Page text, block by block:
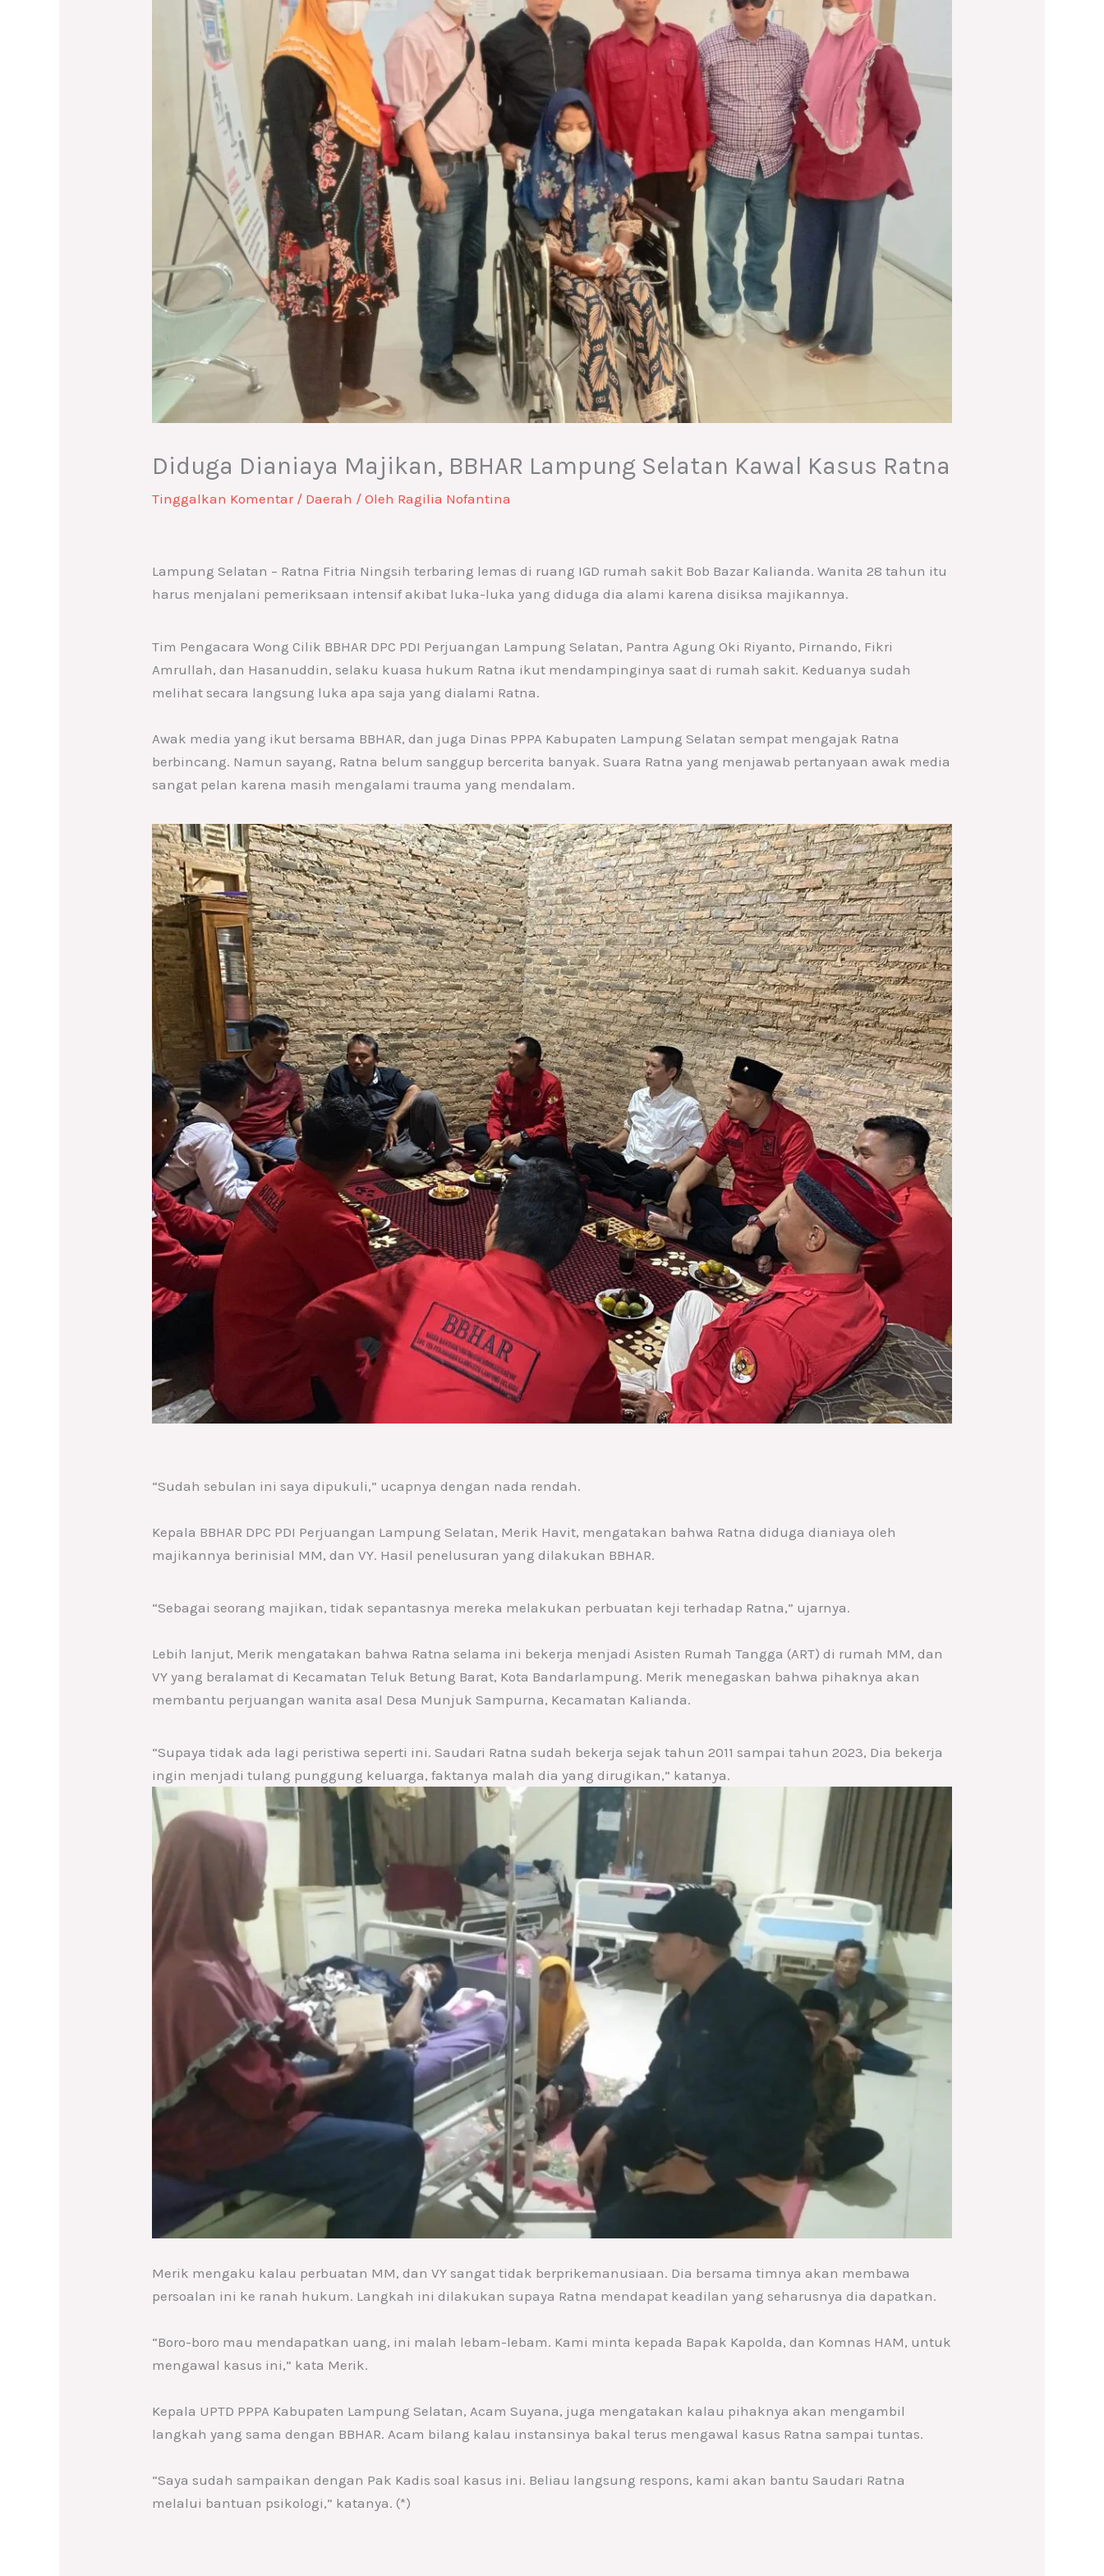
Diduga Dianiaya Majikan, BBHAR Lampung Selatan Kawal Kasus Ratna
Tinggalkan Komentar / Daerah / Oleh Ragilia Nofantina
Lampung Selatan – Ratna Fitria Ningsih terbaring lemas di ruang IGD rumah sakit Bob Bazar Kalianda. Wanita 28 tahun itu
harus menjalani pemeriksaan intensif akibat luka-luka yang diduga dia alami karena disiksa majikannya.
Tim Pengacara Wong Cilik BBHAR DPC PDI Perjuangan Lampung Selatan, Pantra Agung Oki Riyanto, Pirnando, Fikri
Amrullah, dan Hasanuddin, selaku kuasa hukum Ratna ikut mendampinginya saat di rumah sakit. Keduanya sudah
melihat secara langsung luka apa saja yang dialami Ratna.
Awak media yang ikut bersama BBHAR, dan juga Dinas PPPA Kabupaten Lampung Selatan sempat mengajak Ratna
berbincang. Namun sayang, Ratna belum sanggup bercerita banyak. Suara Ratna yang menjawab pertanyaan awak media
sangat pelan karena masih mengalami trauma yang mendalam.
“Sudah sebulan ini saya dipukuli,” ucapnya dengan nada rendah.
Kepala BBHAR DPC PDI Perjuangan Lampung Selatan, Merik Havit, mengatakan bahwa Ratna diduga dianiaya oleh
majikannya berinisial MM, dan VY. Hasil penelusuran yang dilakukan BBHAR.
“Sebagai seorang majikan, tidak sepantasnya mereka melakukan perbuatan keji terhadap Ratna,” ujarnya.
Lebih lanjut, Merik mengatakan bahwa Ratna selama ini bekerja menjadi Asisten Rumah Tangga (ART) di rumah MM, dan
VY yang beralamat di Kecamatan Teluk Betung Barat, Kota Bandarlampung. Merik menegaskan bahwa pihaknya akan
membantu perjuangan wanita asal Desa Munjuk Sampurna, Kecamatan Kalianda.
“Supaya tidak ada lagi peristiwa seperti ini. Saudari Ratna sudah bekerja sejak tahun 2011 sampai tahun 2023, Dia bekerja
ingin menjadi tulang punggung keluarga, faktanya malah dia yang dirugikan,” katanya.
Merik mengaku kalau perbuatan MM, dan VY sangat tidak berprikemanusiaan. Dia bersama timnya akan membawa
persoalan ini ke ranah hukum. Langkah ini dilakukan supaya Ratna mendapat keadilan yang seharusnya dia dapatkan.
“Boro-boro mau mendapatkan uang, ini malah lebam-lebam. Kami minta kepada Bapak Kapolda, dan Komnas HAM, untuk
mengawal kasus ini,” kata Merik.
Kepala UPTD PPPA Kabupaten Lampung Selatan, Acam Suyana, juga mengatakan kalau pihaknya akan mengambil
langkah yang sama dengan BBHAR. Acam bilang kalau instansinya bakal terus mengawal kasus Ratna sampai tuntas.
“Saya sudah sampaikan dengan Pak Kadis soal kasus ini. Beliau langsung respons, kami akan bantu Saudari Ratna
melalui bantuan psikologi,” katanya. (*)